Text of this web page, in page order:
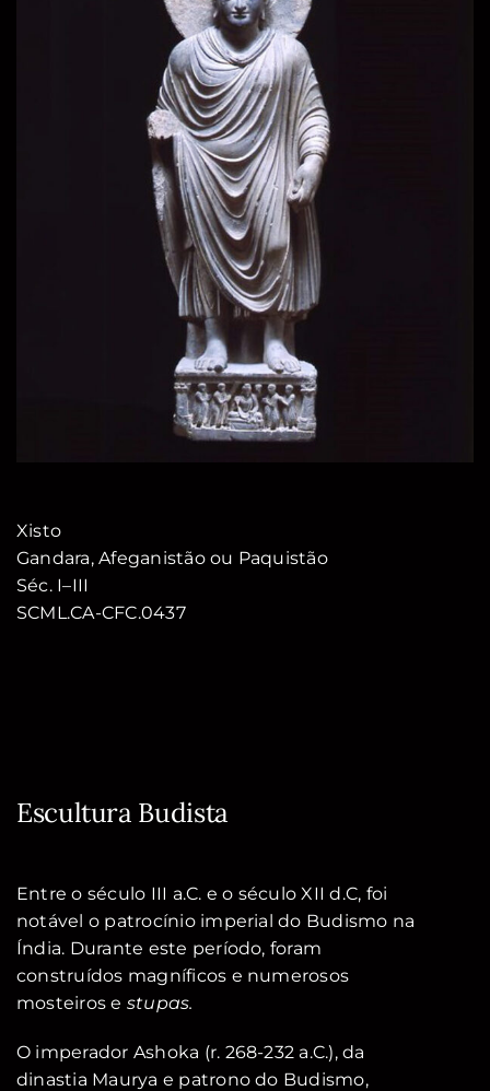
Xisto
Gandara, Afeganistão ou Paquistão
Séc. I–III
SCML.CA-CFC.0437
Escultura Budista
Entre o século III a.C. e o século XII d.C, foi
notável o patrocínio imperial do Budismo na
Índia. Durante este período, foram
construídos magníficos e numerosos
mosteiros e stupas.
O imperador Ashoka (r. 268-232 a.C.), da
dinastia Maurya e patrono do Budismo,